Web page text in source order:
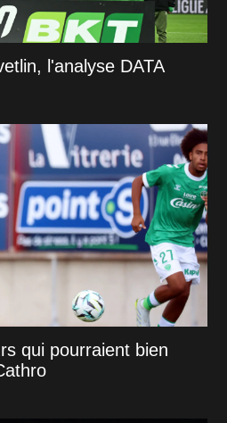
l'analyse DATA
qui pourraient bien